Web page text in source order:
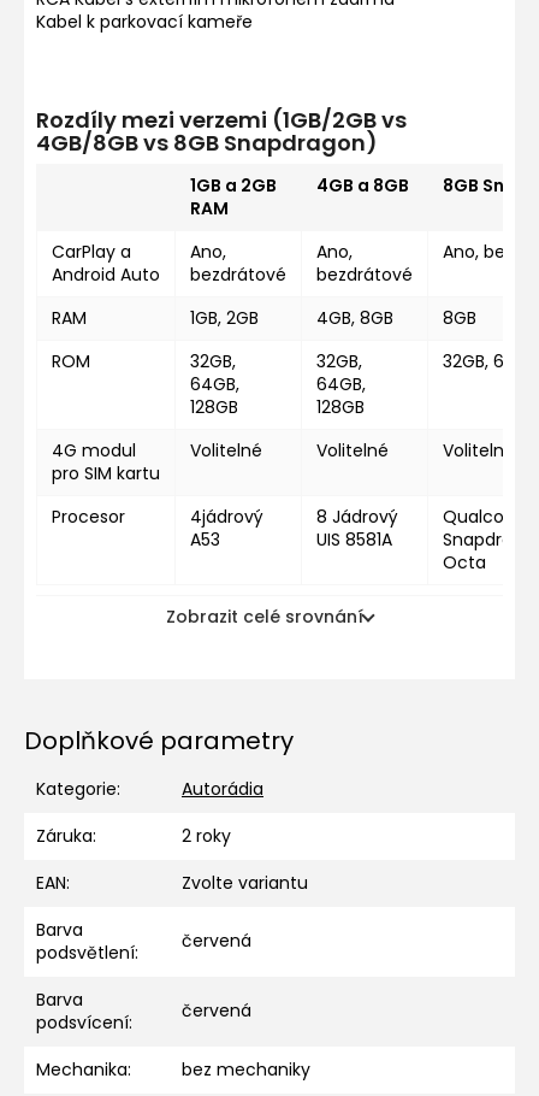
Kabel k parkovací kameře
Rozdíly mezi verzemi (1GB/2GB vs
4GB/8GB vs 8GB Snapdragon)
1GB a 2GB
RAM
4GB a 8GB 8GB
CarPlay a
Android Auto
Ano,
bezdrátové
Ano,
bezdrátové
Ano,
RAM 1GB, 2GB 4GB, 8GB
8GB
ROM
32GB,
64GB,
128GB
32GB,
64GB,
128GB
32GB,
4G modul
pro SIM kartu
Volitelné Volitelné Volitelné
Procesor
4jádrový
A53
8 Jádrový
UIS 8581A
Octa
Zobrazit celé srovnání
Doplňkové parametry
Kategorie:
Autorádia
Záruka:
2 roky
EAN:
Zvolte variantu
Barva
podsvětlení: červená
Barva
podsvícení: červená
Mechanika:
bez mechaniky